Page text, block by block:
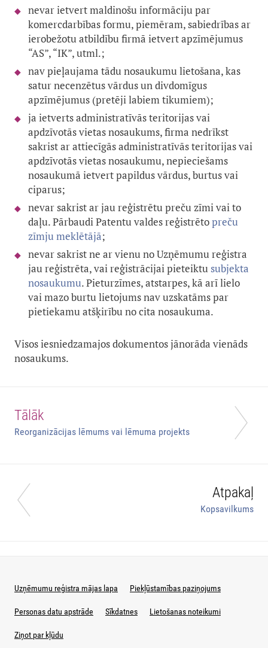
nevar ietvert maldinošu informāciju par
komercdarbības formu, piemēram, sabiedrības ar
ierobežotu atbildību firmā ietvert apzīmējumus
“AS”, “IK”, utml.;
nav pieļaujama tādu nosaukumu lietošana, kas
satur necenzētus vārdus un divdomīgus
apzīmējumus (pretēji labiem tikumiem);
ja ietverts administratīvās teritorijas vai
apdzīvotās vietas nosaukums, firma nedrīkst
sakrist ar attiecīgās administratīvās teritorijas vai
apdzīvotās vietas nosaukumu, nepieciešams
nosaukumā ietvert papildus vārdus, burtus vai
ciparus;
nevar sakrist ar jau reģistrētu preču zīmi vai to
daļu. Pārbaudi Patentu valdes reģistrētopreču
zīmju meklētājā;
nevar sakrist ne ar vienu no Uzņēmumu reģistra
jau reģistrēta, vai reģistrācijai pieteiktu subjekta
nosaukumu. Pieturzīmes, atstarpes, kā arī lielo
vai mazo burtu lietojums nav uzskatāms par
pietiekamu atšķirību no cita nosaukuma.
Visos iesniedzamajos dokumentos jānorāda vienāds
nosaukums.
Tālāk
Reorganizācijas lēmums vai lēmuma projekts
Atpakaļ
Kopsavilkums
Uzņēmumu reģistra mājas lapa Piekļūstamības paziņojums
Personas datu apstrāde Sīkdatnes Lietošanas noteikumi
Ziņot par kļūdu